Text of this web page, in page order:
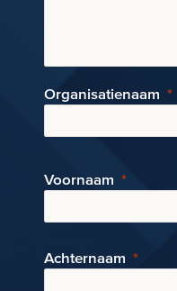
Organisatienaam
Voornaam
Achternaam